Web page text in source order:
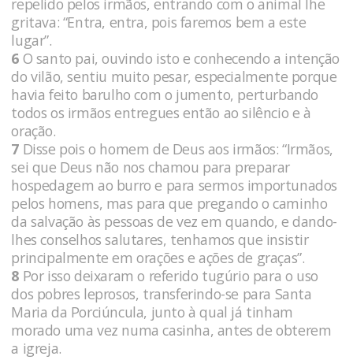
repelido pelos irmãos, entrando com o animal lhe
gritava: “Entra, entra, pois faremos bem a este
lugar”.
6 O santo pai, ouvindo isto e conhecendo a intenção
do vilão, sentiu muito pesar, especialmente porque
havia feito barulho com o jumento, perturbando
todos os irmãos entregues então ao silêncio e à
oração.
7 Disse pois o homem de Deus aos irmãos: “Irmãos,
sei que Deus não nos chamou para preparar
hospedagem ao burro e para sermos importunados
pelos homens, mas para que pregando o caminho
da salvação às pessoas de vez em quando, e dando-
lhes conselhos salutares, tenhamos que insistir
principalmente em orações e ações de graças”.
8 Por isso deixaram o referido tugúrio para o uso
dos pobres leprosos, transferindo-se para Santa
Maria da Porciúncula, junto à qual já tinham
morado uma vez numa casinha, antes de obterem
a igreja.